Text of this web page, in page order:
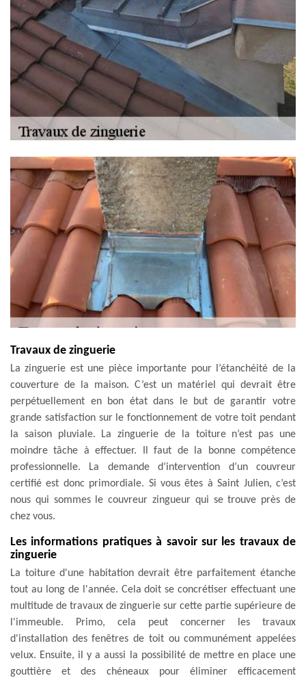
Travaux de zinguerie
La zinguerie est une pièce importante pour l’étanchéité de la
couverture de la maison. C’est un matériel qui devrait être
perpétuellement en bon état dans le but de garantir votre
grande satisfaction sur le fonctionnement de votre toit pendant
la saison pluviale. La zinguerie de la toiture n’est pas une
moindre tâche à effectuer. Il faut de la bonne compétence
professionnelle. La demande d’intervention d’un couvreur
certifié est donc primordiale. Si vous êtes à Saint Julien, c’est
nous qui sommes le couvreur zingueur qui se trouve près de
chez vous.
Les informations pratiques à savoir sur les travaux de
zinguerie
La toiture d'une habitation devrait être parfaitement étanche
tout au long de l'année. Cela doit se concrétiser effectuant une
multitude de travaux de zinguerie sur cette partie supérieure de
l'immeuble. Primo, cela peut concerner les travaux
d'installation des fenêtres de toit ou communément appelées
velux. Ensuite, il y a aussi la possibilité de mettre en place une
gouttière et des chéneaux pour éliminer efficacement